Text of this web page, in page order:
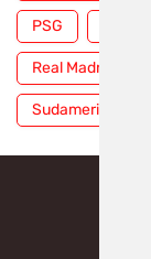
PSG
Real Madrid
Sudamericana